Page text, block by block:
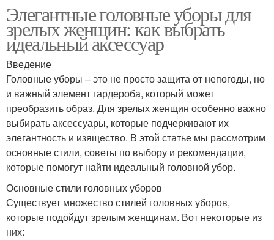
Элегантные головные уборы для
зрелых женщин: как выбрать
идеальный аксессуар
Введение
Головные уборы – это не просто защита от непогоды, но
и важный элемент гардероба, который может
преобразить образ. Для зрелых женщин особенно важно
выбирать аксессуары, которые подчеркивают их
элегантность и изящество. В этой статье мы рассмотрим
основные стили, советы по выбору и рекомендации,
которые помогут найти идеальный головной убор.
Основные стили головных уборов
Существует множество стилей головных уборов,
которые подойдут зрелым женщинам. Вот некоторые из
них: